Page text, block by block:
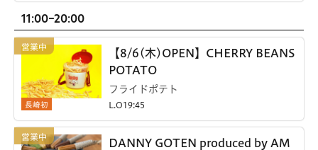
11:00-20:00
長崎初
【8/6(木)OPEN】CHERRY BEANS
POTATO
フライドポテト
L.O19:45
DANNY GOTEN produced by AM